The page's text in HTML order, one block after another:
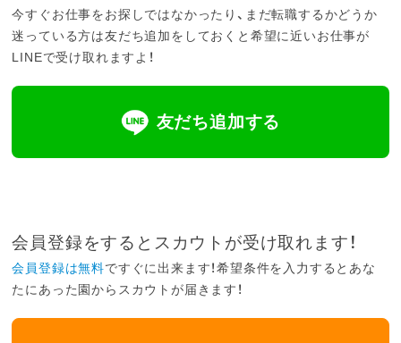
今すぐお仕事をお探しではなかったり、まだ転職するかどうか
迷っている方は友だち追加をしておくと希望に近いお仕事が
LINEで受け取れますよ！
友だち追加する
会員登録をするとスカウトが受け取れます！
会員登録は無料ですぐに出来ます！希望条件を入力するとあな
たにあった園からスカウトが届きます！